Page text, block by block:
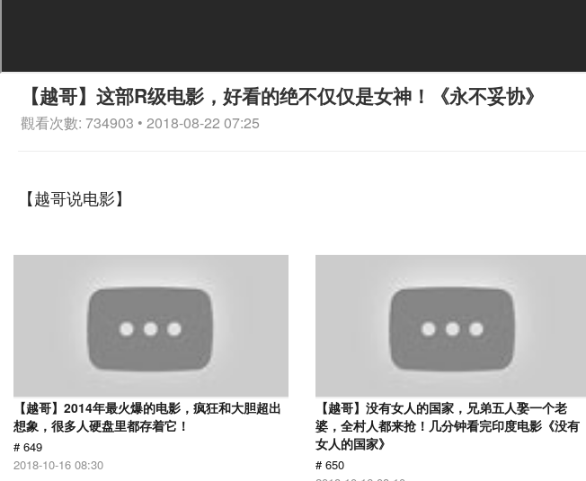
【越哥】这部R级电影，好看的绝不仅仅是女神！《永不妥协》
觀看次數: 734903 • 2018-08-22 07:25
【越哥说电影】
【越哥】2014年最火爆的电影，疯狂和大胆超出
想象，很多人硬盘里都存着它！
# 649
2018-10-16 08:30
【越哥】没有女人的国家，兄弟五人娶一个老
婆，全村人都来抢！几分钟看完印度电影《没有
女人的国家》
# 650